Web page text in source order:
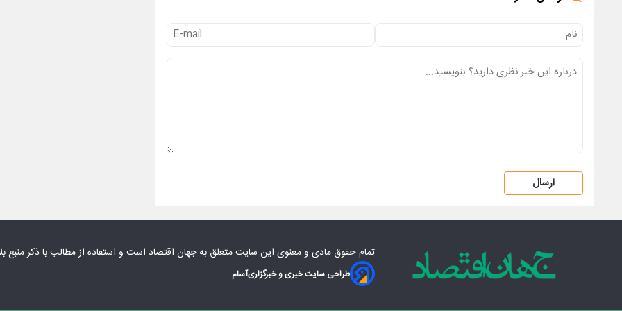
ارسال
تمام حقوق مادی‌ و معنوی این سایت متعلق بهجهان اقتصاد است و استفاده از مطالب با ذکر منبع
طراحی سایت خبری و خبرگزاریآسام